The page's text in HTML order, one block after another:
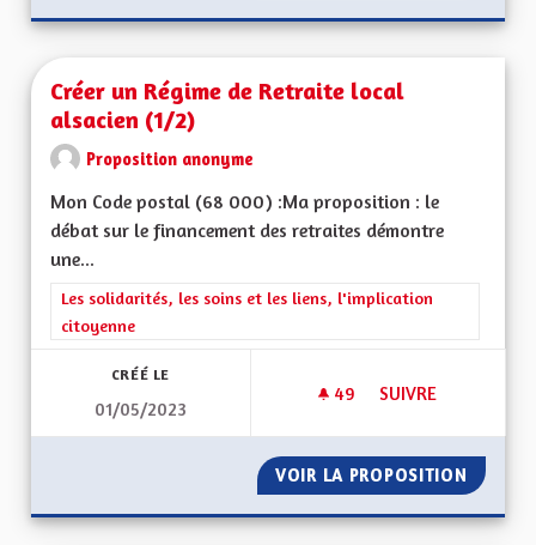
Créer un Régime de Retraite local
alsacien (1/2)
Proposition anonyme
Mon Code postal (68 000) :Ma proposition : le
débat sur le financement des retraites démontre
une...
Filtrer les résultats de la catégorie : Les solidarités, les soins
Les solidarités, les soins et les liens, l'implication
citoyenne
CRÉÉ LE
01/05/2023
49 49 ABONNÉS
SUIVRE
VOIR LA PROPOSITION